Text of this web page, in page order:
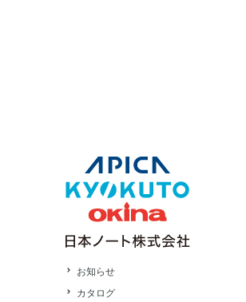
お知らせ
カタログ